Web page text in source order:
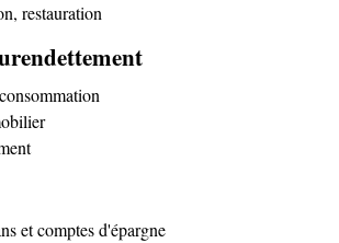
restauration
et comptes d'épargne